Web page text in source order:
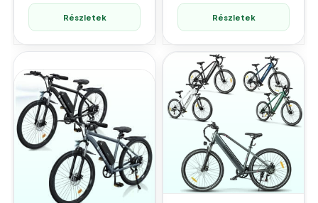
Részletek Részletek